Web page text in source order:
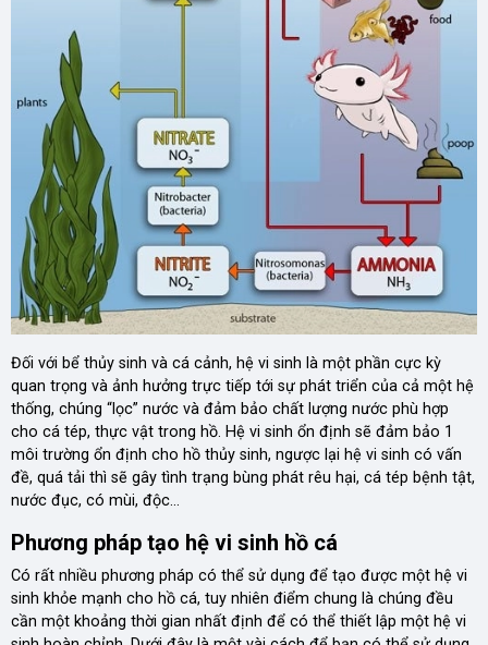
Đối với bể thủy sinh và cá cảnh, hệ vi sinh là một phần cực kỳ
quan trọng và ảnh hưởng trực tiếp tới sự phát triển của cả một hệ
thống, chúng “lọc” nước và đảm bảo chất lượng nước phù hợp
cho cá tép, thực vật trong hồ. Hệ vi sinh ổn định sẽ đảm bảo 1
môi trường ổn định cho hồ thủy sinh, ngược lại hệ vi sinh có vấn
đề, quá tải thì sẽ gây tình trạng bùng phát rêu hại, cá tép bệnh tật,
nước đục, có mùi, độc…
Phương pháp tạo hệ vi sinh hồ cá
Có rất nhiều phương pháp có thể sử dụng để tạo được một hệ vi
sinh khỏe mạnh cho hồ cá, tuy nhiên điểm chung là chúng đều
cần một khoảng thời gian nhất định để có thể thiết lập một hệ vi